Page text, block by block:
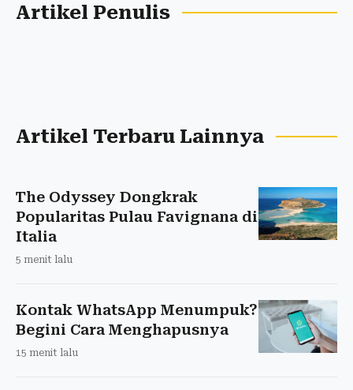
Artikel Penulis
Artikel Terbaru Lainnya
The Odyssey Dongkrak
Popularitas Pulau Favignana di
Italia
5 menit lalu
Kontak WhatsApp Menumpuk?
Begini Cara Menghapusnya
15 menit lalu